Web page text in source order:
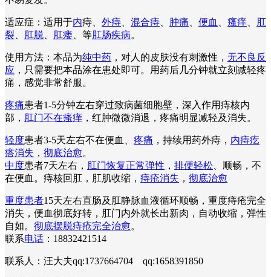
适应症：适用于内痔、 外痔 混合痔 肿痛 便血 瘙痒
肛
裂
肛脱 肛瘘 、等肛肠疾病。
使用方法：本品为纯中药 ，对人的皮肤没有刺激性， 无不良反
应 ，只需要把本品涂在患处即可。用药后几分钟就立刻减轻疼
痛，感觉非常舒服。
疼痛患者1-5分钟左右穿过致病菌细胞壁，深入作用痔核内
部， 肛门不在瘙痒 ，红肿微微消退，疼痛明显减轻及消失。
轻度患者3-5天左右不在便血、 疼痛 ，持续用药外痔， 内痔疙
瘩消失 ， 彻底治愈。
中度患者7天左右， 肛门恢复正常弹性 ， 排便轻松 、顺畅，不
在便血。痔核回肛，肛肌收缩， 痔疮消失 ， 彻底治愈
重度患者15天左右直肠及肛静脉血液循环顺畅，重度痔疮完全
消失，便血彻底好转，肛门内外就长出新肉，自动收缩，弹性
自如。 彻底摆脱痔疮完全治愈。
联系电话 ：18832421514
联系人：汪大夫qq:1737664704 qq:1658391850